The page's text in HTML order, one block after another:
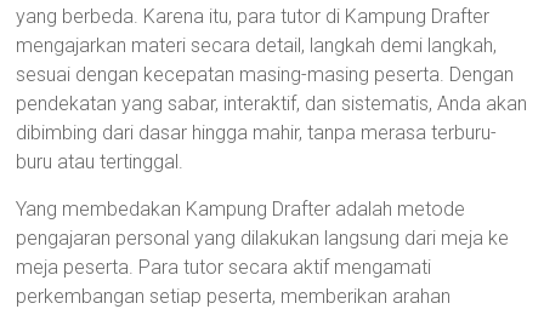
yang berbeda. Karena itu, para tutor di Kampung Drafter
mengajarkan materi secara detail, langkah demi langkah,
sesuai dengan kecepatan masing-masing peserta. Dengan
pendekatan yang sabar, interaktif, dan sistematis, Anda akan
dibimbing dari dasar hingga mahir, tanpa merasa terburu-
buru atau tertinggal.
Yang membedakan Kampung Drafter adalah metode
pengajaran personal yang dilakukan langsung dari meja ke
meja peserta. Para tutor secara aktif mengamati
perkembangan setiap peserta, memberikan arahan